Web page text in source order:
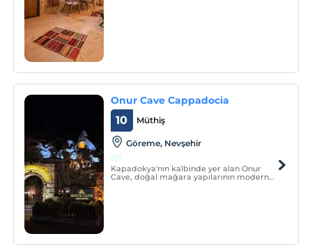
Onur Cave Cappadocia
Müthiş
10
Göreme, Nevşehir
Kapadokya'nın kalbinde yer alan Onur
Cave, doğal mağara yapılarının modern